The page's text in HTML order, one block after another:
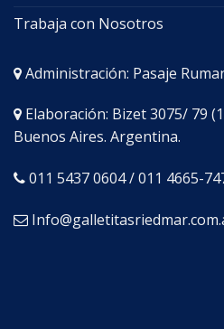
Trabaja con Nosotros
Administración: Pasaje
Elaboración: Bizet 3075/ 79
Buenos Aires. Argentina.
011 5437 0604 / 011 4665-